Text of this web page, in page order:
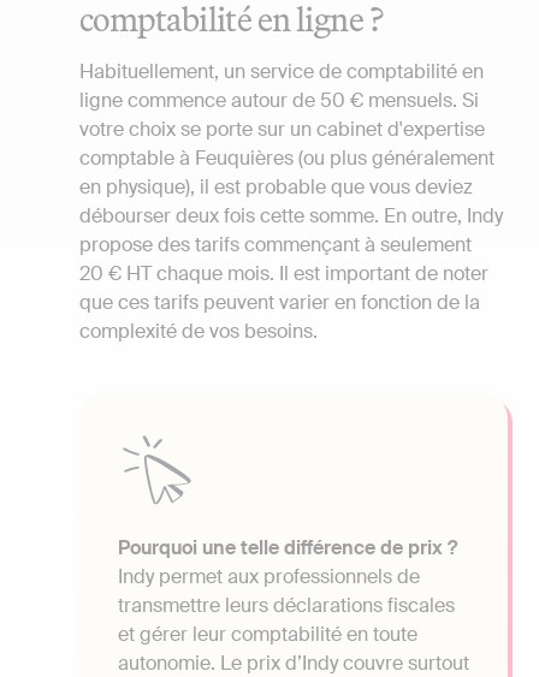
comptabilité en ligne ?
Habituellement, un service de comptabilité en
ligne commence autour de 50 € mensuels. Si
votre choix se porte sur un cabinet d'expertise
comptable à Feuquières (ou plus généralement
en physique), il est probable que vous deviez
débourser deux fois cette somme. En outre, Indy
propose des tarifs commençant à seulement
20 € HT chaque mois. Il est important de noter
que ces tarifs peuvent varier en fonction de la
complexité de vos besoins.
Pourquoi une telle différence de prix ?
Indy permet aux professionnels de
transmettre leurs déclarations fiscales
et gérer leur comptabilité en toute
autonomie. Le prix d’Indy couvre surtout